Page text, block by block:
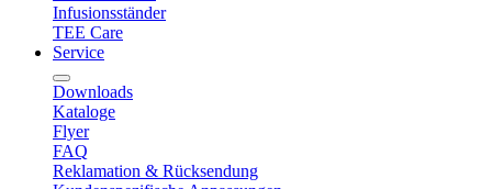
Infusionsständer
TEE Care
Service
Downloads
Kataloge
Flyer
FAQ
Reklamation & Rücksendung